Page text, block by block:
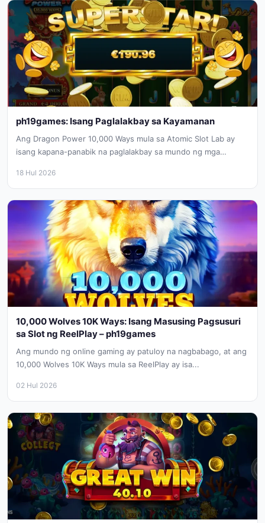
ph19games: Isang Paglalakbay sa Kayamanan
Ang Dragon Power 10,000 Ways mula sa Atomic Slot Lab ay
isang kapana-panabik na paglalakbay sa mundo ng mga
18 Hul 2026
10,000 Wolves 10K Ways: Isang Masusing Pagsusuri
sa Slot ng ReelPlay – ph19games
Ang mundo ng online gaming ay patuloy na nagbabago, at ang
10,000 Wolves 10K Ways mula sa ReelPlay ay isa...
02 Hul 2026